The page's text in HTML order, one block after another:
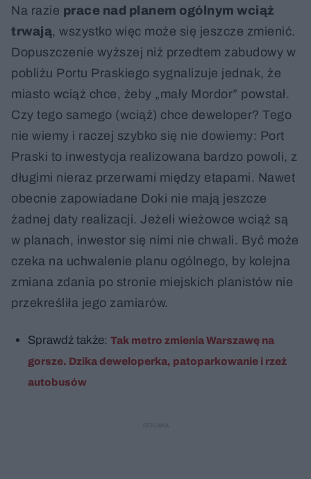
Na razie prace nad planem ogólnym wciąż
trwają, wszystko więc może się jeszcze zmienić.
Dopuszczenie wyższej niż przedtem zabudowy w
pobliżu Portu Praskiego sygnalizuje jednak, że
miasto wciąż chce, żeby „mały Mordor” powstał.
Czy tego samego (wciąż) chce deweloper? Tego
nie wiemy i raczej szybko się nie dowiemy: Port
Praski to inwestycja realizowana bardzo powoli, z
długimi nieraz przerwami między etapami. Nawet
obecnie zapowiadane Doki nie mają jeszcze
żadnej daty realizacji. Jeżeli wieżowce wciąż są
w planach, inwestor się nimi nie chwali. Być może
czeka na uchwalenie planu ogólnego, by kolejna
zmiana zdania po stronie miejskich planistów nie
przekreśliła jego zamiarów.
Sprawdź także: Tak metro zmienia Warszawę na
gorsze. Dzika deweloperka, patoparkowanie i rzeź
autobusów